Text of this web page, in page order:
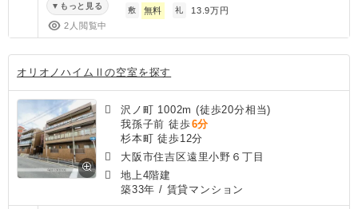
もっと見る
2人閲覧中
敷 無料 礼 13.9万円
オリオノハイムⅡの空室を探す
沢ノ町 1002m (徒歩20分相当)
我孫子前 徒歩6分
杉本町 徒歩12分
大阪市住吉区遠里小野６丁目
地上4階建
築33年 / 賃貸マンション